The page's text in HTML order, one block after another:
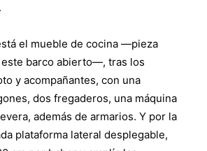
el mueble de cocina —pieza
barco abierto—, tras los
y acompañantes, con una
dos fregaderos, una máquina
además de armarios. Y por la
plataforma lateral desplegable,